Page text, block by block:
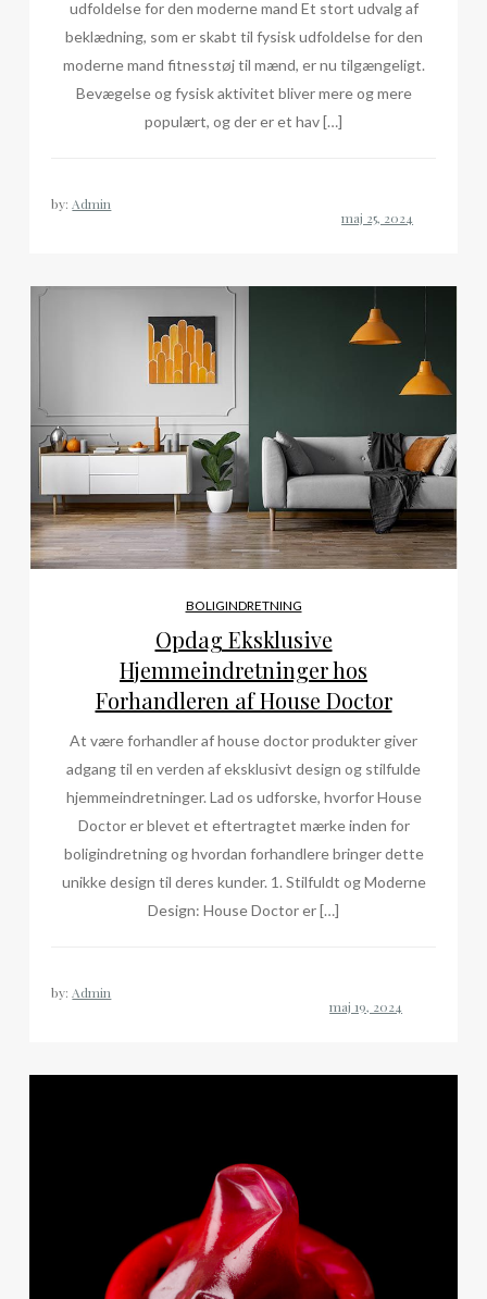
udfoldelse for den moderne mand Et stort udvalg af
beklædning, som er skabt til fysisk udfoldelse for den
moderne mand fitnesstøj til mænd, er nu tilgængeligt.
Bevægelse og fysisk aktivitet bliver mere og mere
populært, og der er et hav […]
by: Admin
BOLIGINDRETNING
Opdag Eksklusive
Hjemmeindretninger hos
Forhandleren af House Doctor
At være forhandler af house doctor produkter giver
adgang til en verden af eksklusivt design og stilfulde
hjemmeindretninger. Lad os udforske, hvorfor House
Doctor er blevet et eftertragtet mærke inden for
boligindretning og hvordan forhandlere bringer dette
unikke design til deres kunder. 1. Stilfuldt og Moderne
Design: House Doctor er […]
by: Admin